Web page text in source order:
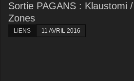
Sortie PAGANS : Klaustomi
Zones
LIENS 11 AVRIL 2016